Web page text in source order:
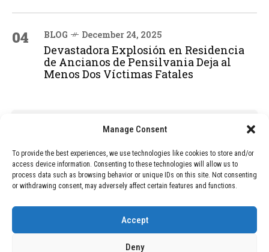
Manage Consent
To provide the best experiences, we use technologies like cookies to store and/or
access device information. Consenting to these technologies will allow us to
process data such as browsing behavior or unique IDs on this site. Not consenting
or withdrawing consent, may adversely affect certain features and functions.
Accept
Deny
04 BLOG December 24, 2025
Devastadora Explosión en Residencia
de Ancianos de Pensilvania Deja al
Menos Dos Víctimas Fatales